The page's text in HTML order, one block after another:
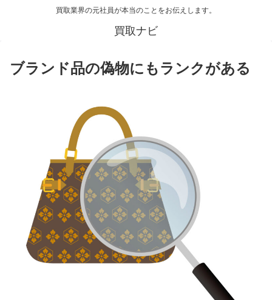
買取業界の元社員が本当のことをお伝えします。
買取ナビ
ブランド品の偽物にもランクがある